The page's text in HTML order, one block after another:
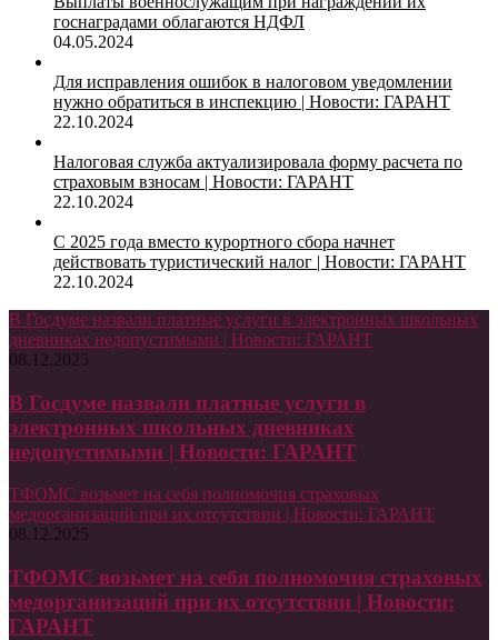
госнаградами облагаются НДФЛ
04.05.2024
Для исправления ошибок в налоговом уведомлении
нужно обратиться в инспекцию | Новости: ГАРАНТ
22.10.2024
Налоговая служба актуализировала форму расчета по
страховым взносам | Новости: ГАРАНТ
22.10.2024
С 2025 года вместо курортного сбора начнет
действовать туристический налог | Новости: ГАРАНТ
22.10.2024
В Госдуме назвали платные услуги в электронных школьных
дневниках недопустимыми | Новости: ГАРАНТ
08.12.2025
В Госдуме назвали платные услуги в
электронных школьных дневниках
недопустимыми | Новости: ГАРАНТ
ТФОМС возьмет на себя полномочия страховых
медорганизаций при их отсутствии | Новости: ГАРАНТ
08.12.2025
ТФОМС возьмет на себя полномочия страховых
медорганизаций при их отсутствии | Новости:
ГАРАНТ